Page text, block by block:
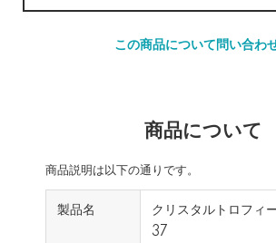
この商品について問い合わ
商品について
商品説明は以下の通りです。
製品名
クリスタルトロフ
37